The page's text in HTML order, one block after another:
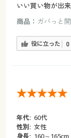
いい買い物が出来
商品： ガバっと
役に立った 0
年代: 60代
性別: 女性
身長: 160～165cm